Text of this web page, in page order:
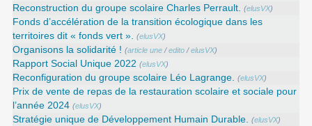
Reconstruction du groupe scolaire Charles Perrault. (elusVX)
Fonds d’accélération de la transition écologique dans les
territoires dit « fonds vert ». (elusVX)
Organisons la solidarité ! (article une /edito /elusVX)
Rapport Social Unique 2022 (elusVX)
Reconfiguration du groupe scolaire Léo Lagrange. (elusVX)
Prix de vente de repas de la restauration scolaire et sociale pour
l’année 2024 (elusVX)
Stratégie unique de Développement Humain Durable. (elusVX)